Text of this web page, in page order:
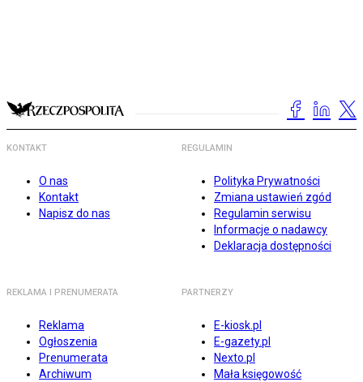
KONTAKT
O nas
Kontakt
Napisz do nas
REGULAMIN
Polityka Prywatności
Zmiana ustawień zgód
Regulamin serwisu
Informacje o nadawcy
Deklaracja dostępności
REKLAMA I PRENUMERATA
Reklama
Ogłoszenia
Prenumerata
Archiwum
PARTNERZY
E-kiosk.pl
E-gazety.pl
Nexto.pl
Mała księgowość